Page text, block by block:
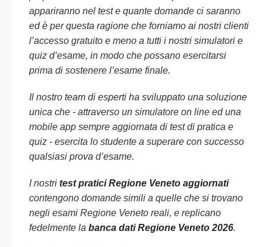
appariranno nel test e quante domande ci saranno
ed è per questa ragione che forniamo ai nostri clienti
l’accesso gratuito e meno a tutti i nostri simulatori e
quiz d’esame, in modo che possano esercitarsi
prima di sostenere l’esame finale.
Il nostro team di esperti ha sviluppato una soluzione
unica che - attraverso un simulatore on line ed una
mobile app sempre aggiornata di test di pratica e
quiz - esercita lo studente a superare con successo
qualsiasi prova d’esame.
I nostri test pratici Regione Veneto aggiornati
contengono domande simili a quelle che si trovano
negli esami Regione Veneto reali, e replicano
fedelmente la banca dati Regione Veneto 2026.